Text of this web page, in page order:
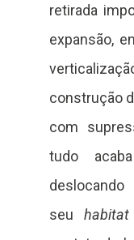
retirada
expansão,
construção
com
tudo
seu habitat